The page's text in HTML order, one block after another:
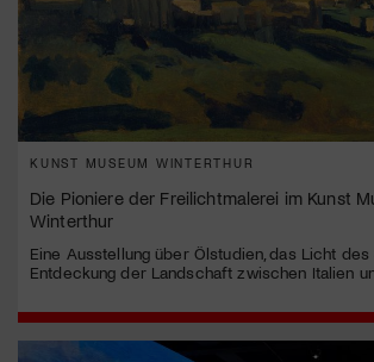
KUNST MUSEUM WINTERTHUR
Die Pioniere der Freilichtmalerei im Kunst
Winterthur
Eine Ausstellung über Ölstudien, das Licht
Entdeckung der Landschaft zwischen Italien